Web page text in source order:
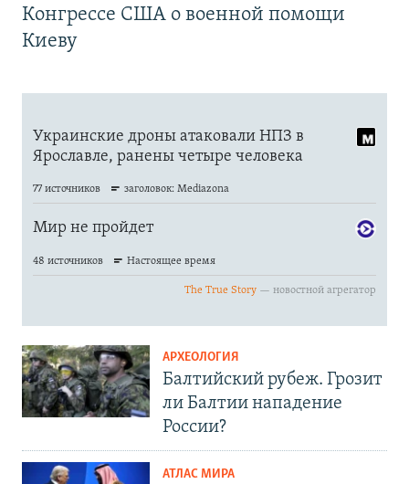
Конгрессе США о военной помощи
Киеву
АРХЕОЛОГИЯ
Балтийский рубеж. Грозит
ли Балтии нападение
России?
АТЛАС МИРА